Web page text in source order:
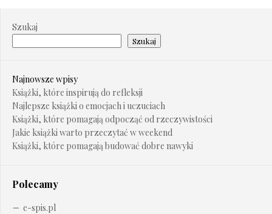
Szukaj
Szukaj
Najnowsze wpisy
Książki, które inspirują do refleksji
Najlepsze książki o emocjach i uczuciach
Książki, które pomagają odpocząć od rzeczywistości
Jakie książki warto przeczytać w weekend
Książki, które pomagają budować dobre nawyki
Polecamy
e-spis.pl